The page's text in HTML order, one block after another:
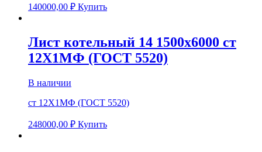
140000,00 ₽ Купить
Лист котельный 14 1500х6000 ст
12Х1МФ (ГОСТ 5520)
В наличии
ст 12Х1МФ (ГОСТ 5520)
248000,00 ₽ Купить